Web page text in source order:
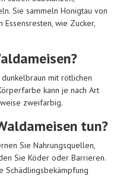
Sie sammeln Honigtau von
Essensresten, wie Zucker,
mit rötlichen
kann je nach Art
zweifarbig.
tun?
Sie Nahrungsquellen,
Sie Köder oder Barrieren.
Schädlingsbekämpfung